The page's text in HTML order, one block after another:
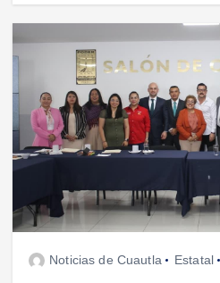
Noticias de Cuautla Estatal